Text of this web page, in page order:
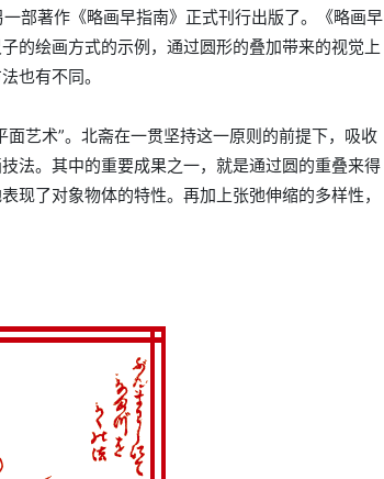
部著作《略画早指南》正式刊行出版了。《略画早
的绘画方式的示例，通过圆形的叠加带来的视觉上
也有不同。
艺术”。北斋在一贯坚持这一原则的前提下，吸收
法。其中的重要成果之一，就是通过圆的重叠来得
现了对象物体的特性。再加上张弛伸缩的多样性，